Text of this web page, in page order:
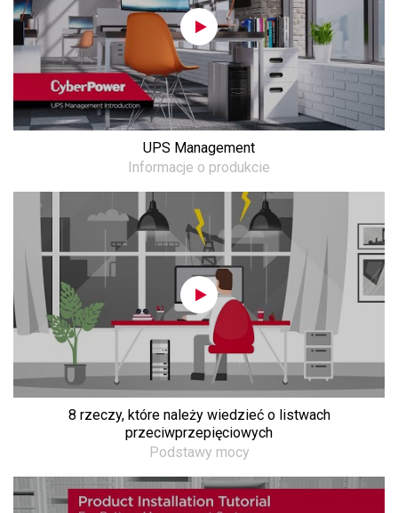
UPS Management
Informacje o produkcie
8 rzeczy, które należy wiedzieć o listwach
przeciwprzepięciowych
Podstawy mocy